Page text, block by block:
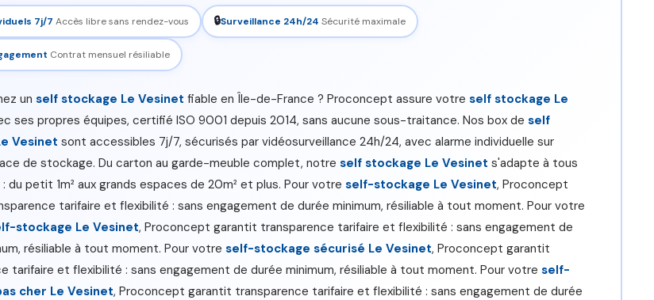
7j/7 Accès libre sans rendez-vous 🔒Surveillance 24h/24 Sécurité maximale
Contrat mensuel résiliable
un self stockage Le Vesinet fiable en Île-de-France ? Proconcept assure votre self stockage Le
ses propres équipes, certifié ISO 9001 depuis 2014, sans aucune sous-traitance. Nos box de self
Vesinet sont accessibles 7j/7, sécurisés par vidéosurveillance 24h/24, avec alarme individuelle sur
de stockage. Du carton au garde-meuble complet, notre self stockage Le Vesinet s'adapte à tous
du petit 1m² aux grands espaces de 20m² et plus. Pour votre self-stockage Le Vesinet, Proconcept
tarifaire et flexibilité : sans engagement de durée minimum, résiliable à tout moment. Pour votre
stockage Le Vesinet, Proconcept garantit transparence tarifaire et flexibilité : sans engagement de
résiliable à tout moment. Pour votre self-stockage sécurisé Le Vesinet, Proconcept garantit
tarifaire et flexibilité : sans engagement de durée minimum, résiliable à tout moment. Pour votre self-
cher Le Vesinet, Proconcept garantit transparence tarifaire et flexibilité : sans engagement de durée